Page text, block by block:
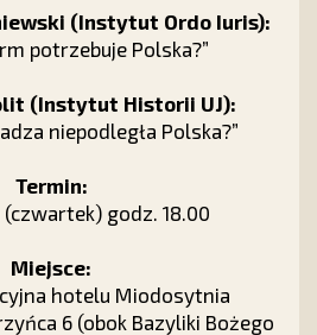
(Instytut Ordo Iuris):
potrzebuje Polska?”
(Instytut Historii UJ):
niepodległa Polska?”
Termin:
godz. 18.00
Miejsce:
hotelu Miodosytnia
6 (obok Bazyliki Bożego